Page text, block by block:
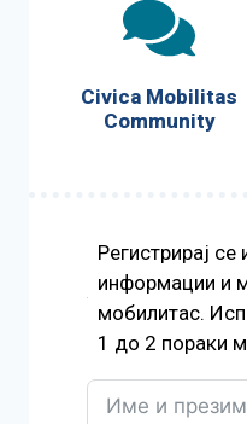
Civica Mobilitas
Community
Регистрирај
информации и
мобилитас.
1 до 2 пораки